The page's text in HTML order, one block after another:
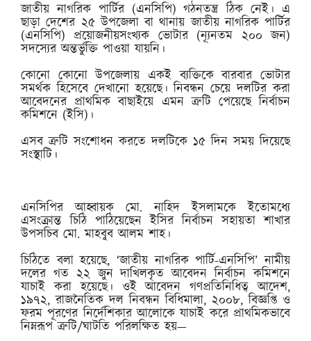
জাতীয় নাগরিক পার্টির (এনসিপি) গঠনতন্ত্র ঠিক নেই। এ
ছাড়া দেশের ২৫ উপজেলা বা থানায় জাতীয় নাগরিক পার্টির
(এনসিপি) প্রয়োজনীয়সংখ্যক ভোটার (ন্যূনতম ২০০ জন)
সদস্যের অন্তর্ভুক্তি পাওয়া যায়নি।
কোনো কোনো উপজেলায় একই ব্যক্তিকে বারবার ভোটার
সমর্থক হিসেবে দেখানো হয়েছে। নিবন্ধন চেয়ে দলটির করা
আবেদনের প্রাথমিক বাছাইয়ে এমন ত্রুটি পেয়েছে নির্বাচন
কমিশনে (ইসি)।
এসব ত্রুটি সংশোধন করতে দলটিকে ১৫ দিন সময় দিয়েছে
সংস্থাটি।
এনসিপির আহ্বায়ক মো. নাহিদ ইসলামকে ইতোমধ্যে
এসংক্রান্ত চিঠি পাঠিয়েছেন ইসির নির্বাচন সহায়তা শাখার
উপসচিব মো. মাহবুব আলম শাহ।
চিঠিতে বলা হয়েছে, ‘জাতীয় নাগরিক পার্টি-এনসিপি’ নামীয়
দলের গত ২২ জুন দাখিলকৃত আবেদন নির্বাচন কমিশনে
যাচাই করা হয়েছে। ওই আবেদন গণপ্রতিনিধিত্ব আদেশ,
১৯৭২, রাজনৈতিক দল নিবন্ধন বিধিমালা, ২০০৮, বিজ্ঞপ্তি ও
ফরম পূরণের নির্দেশিকার আলোকে যাচাই করে প্রাথমিকভাবে
নিম্নরূপ ত্রুটি/ঘাটতি পরিলক্ষিত হয়—